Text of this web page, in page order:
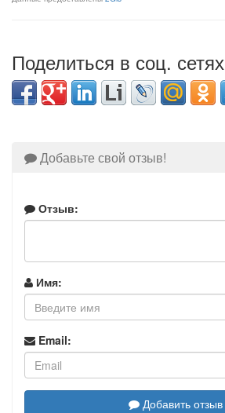
Поделиться в соц. сетях
Добавьте свой отзыв!
Отзыв:
Имя:
Email:
Добавить отзыв